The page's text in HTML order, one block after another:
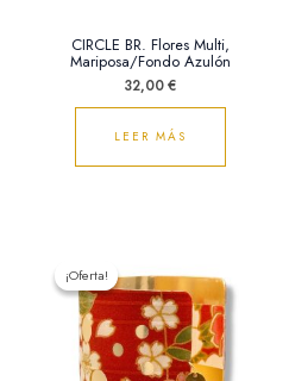
CIRCLE BR. Flores Multi,
Mariposa/Fondo Azulón
32,00€
LEER MÁS
¡Oferta!
¡Oferta!
original
era:
32,00 €.
actual
es:
25,60 €.